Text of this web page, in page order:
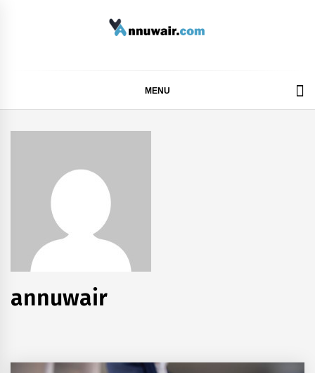
MENU
annuwair